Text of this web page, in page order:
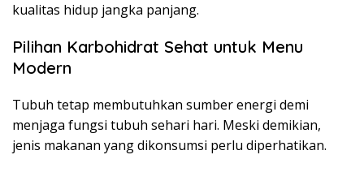
kualitas hidup jangka panjang.
Pilihan Karbohidrat Sehat untuk Menu
Modern
Tubuh tetap membutuhkan sumber energi demi
menjaga fungsi tubuh sehari hari. Meski demikian,
jenis makanan yang dikonsumsi perlu diperhatikan.